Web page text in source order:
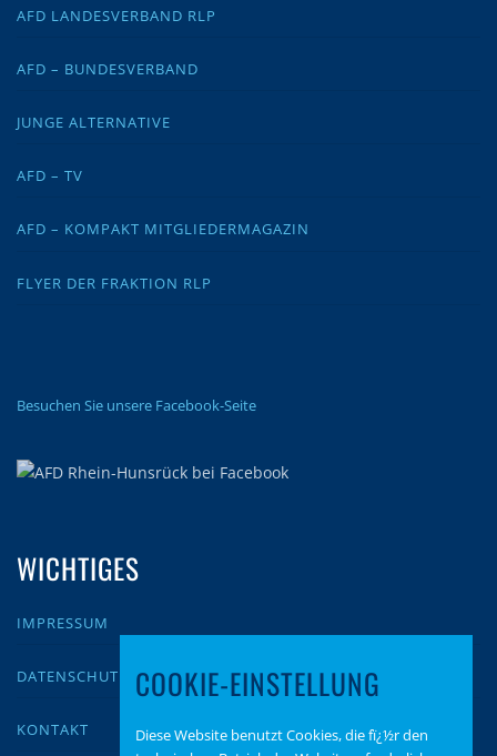
AFD LANDESVERBAND RLP
AFD – BUNDESVERBAND
JUNGE ALTERNATIVE
AFD – TV
AFD – KOMPAKT MITGLIEDERMAGAZIN
FLYER DER FRAKTION RLP
Besuchen Sie unsere Facebook-Seite
WICHTIGES
IMPRESSUM
DATENSCHUTZ
KONTAKT
COOKIE-EINSTELLUNG
Diese Website benutzt Cookies, die fï¿½r den